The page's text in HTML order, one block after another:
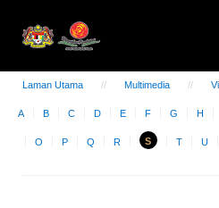
Laman Utama Multimedia
A B C D E F G H
O P Q R S T U